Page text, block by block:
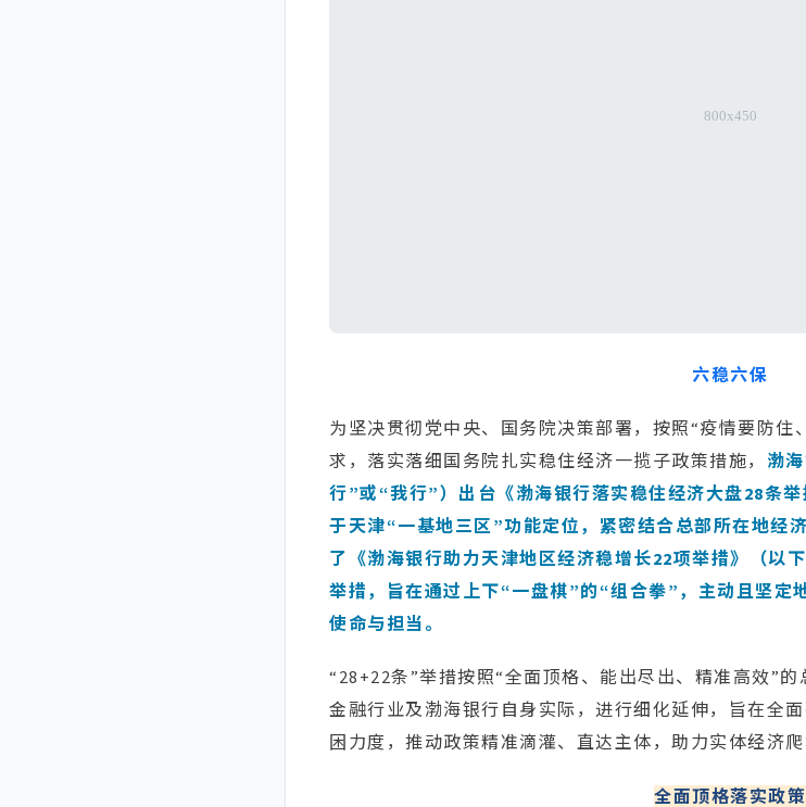
六稳六保
为坚决贯彻党中央、国务院决策部署，按照“疫情要防住
求，落实落细国务院扎实稳住经济一揽子政策措施， 渤
行”或“我行”）出台《渤海银行落实稳住经济大盘28条
于天津“一基地三区”功能定位，紧密结合总部所在地经
了《渤海银行助力天津地区经济稳增长22项举措》（以
举措，旨在通过上下“一盘棋”的“组合拳”，主动且坚定
使命与担当。
“28+22条”举措按照“全面顶格、能出尽出、精准高效”
金融行业及渤海银行自身实际，进行细化延伸，旨在全
困力度，推动政策精准滴灌、直达主体，助力实体经济爬
全面顶格落实政策